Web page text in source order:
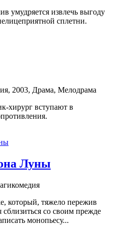
умудряется извлечь выгоду
сплетни.
2003, Драма, Мелодрама
хирург вступают в
Луны
который, тяжело пережив
сблизиться со своим прежде
монопьесу...